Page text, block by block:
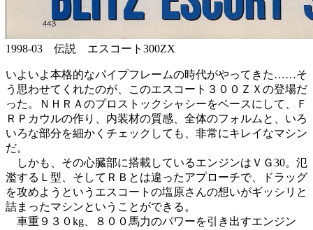
1998-03 伝説 エスコート300ZX
いよいよ本格的なパイプフレームの時代がやってきた……そ
う思わせてくれたのが、このエスコート３００ＺＸの登場だ
った。ＮＨＲＡのプロストックシャシーをベースにして、Ｆ
ＲＰカウルの作り、内装材の質感、全体のフォルムと、いろ
いろな部分を細かくチェックしても、非常にキレイなマシン
だ。
しかも、その心臓部に搭載しているエンジンはＶＧ30。氾
濫するＬ型、そしてＲＢとは違ったアプローチで、ドラッグ
を攻めようというエスコートの塩原さんの想いがギッシリと
詰まったマシンということができる。
車重９３０kg、８００馬力のパワーを引き出すエンジン